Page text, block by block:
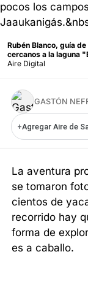
Rubén Blanco, guía
cercanos a la laguna
Aire Digital
GASTÓN
+Agregar Aire de
La aventura
se tomaron
cientos de
recorrido hay
forma de
es a caballo.